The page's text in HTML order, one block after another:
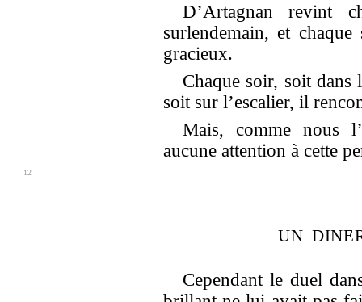
D’Artagnan revint
surlendemain, et
gracieux.
Chaque soir, soit dans
soit sur l’escalier, il
Mais, comme nous
aucune attention à cette
12
UN
Cependant le duel